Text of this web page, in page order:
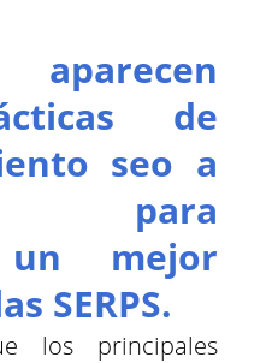
de
seo a
para
un mejor
SERPS.
los principales